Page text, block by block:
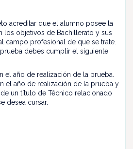
acreditar que el alumno posee la
los objetivos de Bachillerato y sus
campo profesional de que se trate.
debes cumplir el siguiente
el año de realización de la prueba.
el año de realización de la prueba y
un título de Técnico relacionado
desea cursar.